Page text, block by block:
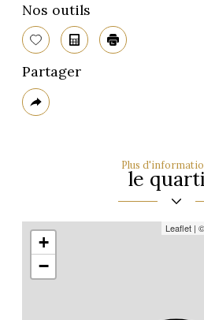
Nos outils
SélectionnerCalculatriceImprimer
Partager
Plus
de
Plus
le
+
−
Leaflet | ©